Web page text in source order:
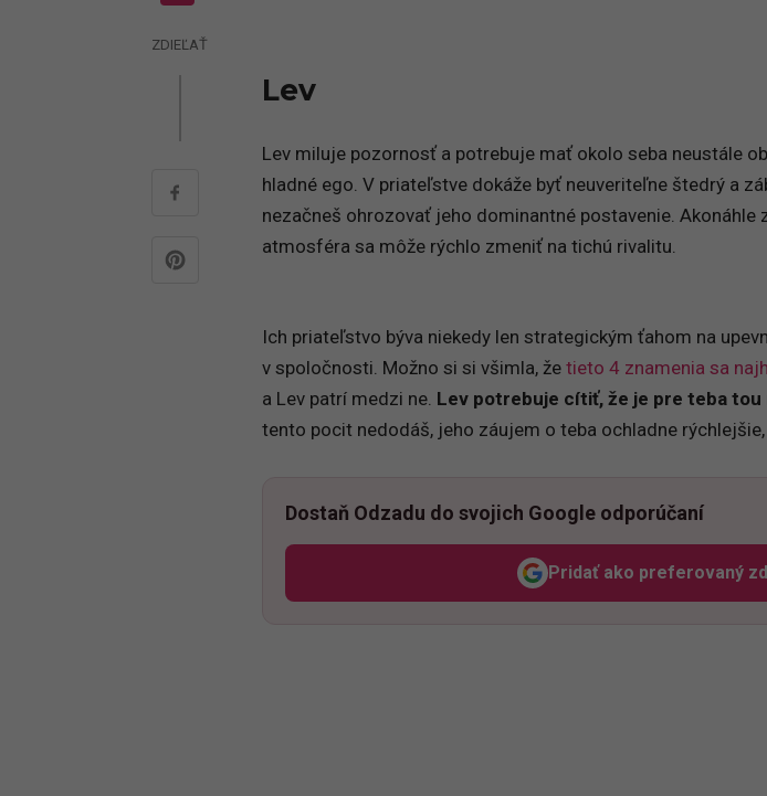
ZDIEĽAŤ
Lev
Lev miluje pozornosť a potrebuje mať okolo seba neustále
hladné ego. V priateľstve dokáže byť neuveriteľne štedrý a
nezačneš ohrozovať jeho dominantné postavenie. Akonáhle
atmosféra sa môže rýchlo zmeniť na tichú rivalitu.
Ich priateľstvo býva niekedy len strategickým ťahom na
v spoločnosti. Možno si si všimla, že tieto 4 znamenia sa
a Lev patrí medzi ne. Lev potrebuje cítiť, že je pre teba
tento pocit nedodáš, jeho záujem o teba ochladne rýchlejšie,
Dostaň Odzadu do svojich Google odporúčaní
Pridať ako preferovaný
Odzadu,